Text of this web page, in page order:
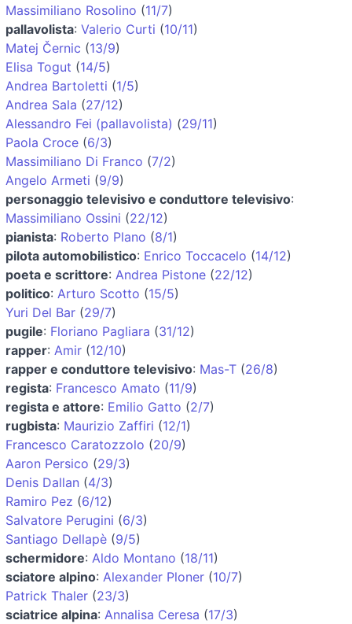
Massimiliano Rosolino (11/7)
pallavolista: Valerio Curti (10/11)
Matej Černic (13/9)
Elisa Togut (14/5)
Andrea Bartoletti (1/5)
Andrea Sala (27/12)
Alessandro Fei (pallavolista) (29/11)
Paola Croce (6/3)
Massimiliano Di Franco (7/2)
Angelo Armeti (9/9)
personaggio televisivo e conduttore televisivo:
Massimiliano Ossini (22/12)
pianista: Roberto Plano (8/1)
pilota automobilistico: Enrico Toccacelo (14/12)
poeta e scrittore: Andrea Pistone (22/12)
politico: Arturo Scotto (15/5)
Yuri Del Bar (29/7)
pugile: Floriano Pagliara (31/12)
rapper: Amir (12/10)
rapper e conduttore televisivo: Mas-T (26/8)
regista: Francesco Amato (11/9)
regista e attore: Emilio Gatto (2/7)
rugbista: Maurizio Zaffiri (12/1)
Francesco Caratozzolo (20/9)
Aaron Persico (29/3)
Denis Dallan (4/3)
Ramiro Pez (6/12)
Salvatore Perugini (6/3)
Santiago Dellapè (9/5)
schermidore: Aldo Montano (18/11)
sciatore alpino: Alexander Ploner (10/7)
Patrick Thaler (23/3)
sciatrice alpina: Annalisa Ceresa (17/3)